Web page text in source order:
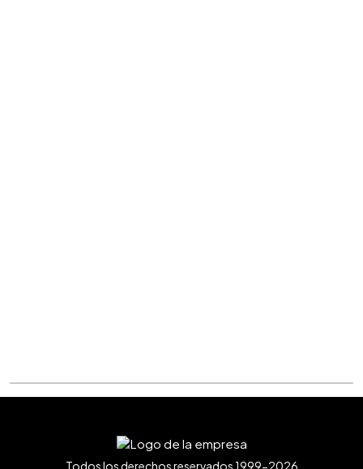
Todos los derechos reservados 1999-2026